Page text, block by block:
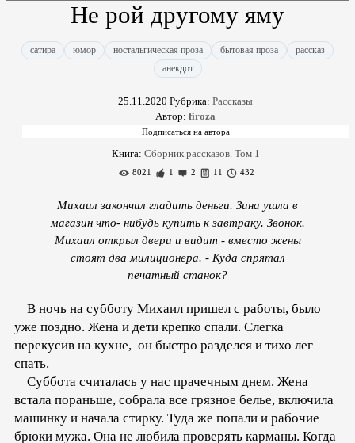
Не рой другому яму
сатира юмор ностальгическая проза бытовая проза
рассказ
анекдот
25.11.2020 Рубрика: Рассказы
Автор: firoza
Книга: Сборник рассказов. Том 1
8021 1 2 11 432
Михаил закончил гладить деньги. Зина ушла в
магазин что- нибудь купить к завтраку. Звонок.
Михаил открыл двери и видит - вместо жены
стоят два милиционера. - Куда спрятал
печатный станок?
В ночь на субботу Михаил пришел с работы, было
уже поздно. Жена и дети крепко спали. Слегка
перекусив на кухне, он быстро разделся и тихо лег
спать.
Суббота считалась у нас прачечным днем. Жена
встала пораньше, собрала все грязное белье, включила
машинку и начала стирку. Туда же попали и рабочие
брюки мужа. Она не любила проверять карманы. Когда